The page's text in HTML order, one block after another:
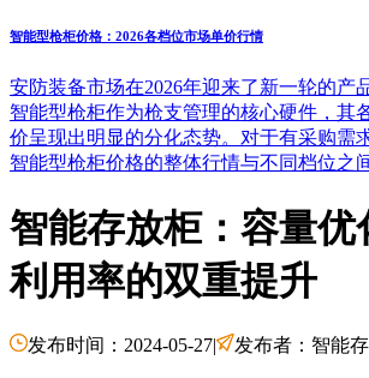
智能型枪柜价格：2026各档位市场单价行情
安防装备市场在2026年迎来了新一轮的产
智能型枪柜作为枪支管理的核心硬件，其
价呈现出明显的分化态势。对于有采购需
智能型枪柜价格的整体行情与不同档位之
智能存放柜：容量优
利用率的双重提升
发布时间：2024-05-27| 发布者：智能